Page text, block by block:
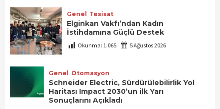
Genel Tesisat
Elginkan Vakfı’ndan Kadın
İstihdamına Güçlü Destek
Okunma: 1.065 5 Ağustos 2026
Genel Otomasyon
Schneider Electric, Sürdürülebilirlik Yol
Haritası Impact 2030’un ilk Yarı
Sonuçlarını Açıkladı